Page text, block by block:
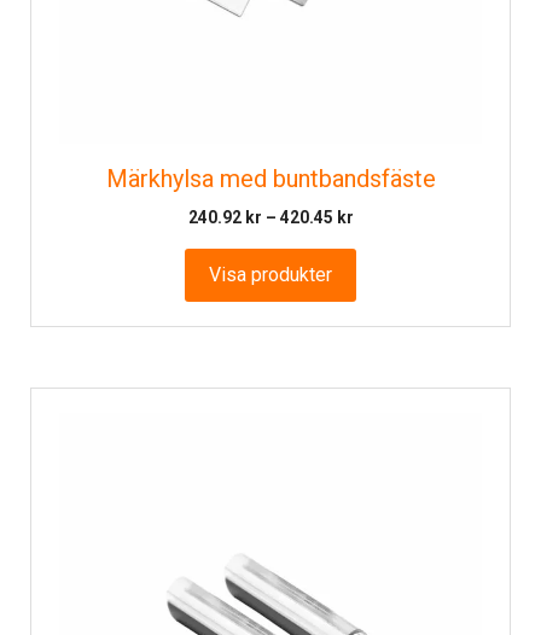
Märkhylsa med buntbandsfäste
240.92 kr – 420.45 krPrisintervall:
Visa produkter